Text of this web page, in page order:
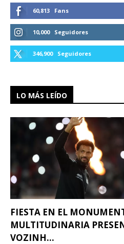
60,813 Fans
10,000 Seguidores
346,900 Seguidores
LO MÁS LEÍDO
FIESTA EN EL
MULTITUDINARIA
VOZINH...